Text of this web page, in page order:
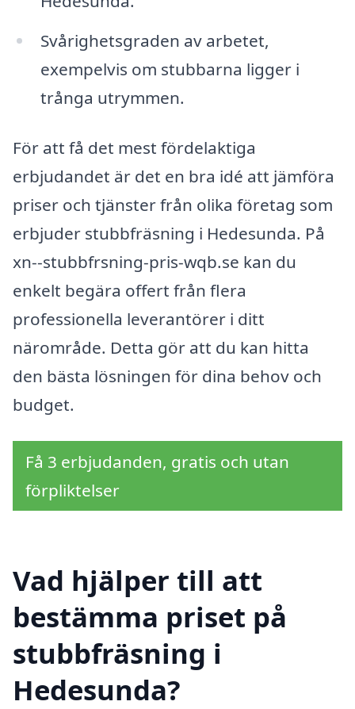
Svårighetsgraden av arbetet,
exempelvis om stubbarna ligger i
trånga utrymmen.
För att få det mest fördelaktiga
erbjudandet är det en bra idé att jämföra
priser och tjänster från olika företag som
erbjuder stubbfräsning i Hedesunda. På
xn--stubbfrsning-pris-wqb.se kan du
enkelt begära offert från flera
professionella leverantörer i ditt
närområde. Detta gör att du kan hitta
den bästa lösningen för dina behov och
budget.
Få 3 erbjudanden, gratis och utan
förpliktelser
Vad hjälper till att
bestämma priset på
stubbfräsning i
Hedesunda?